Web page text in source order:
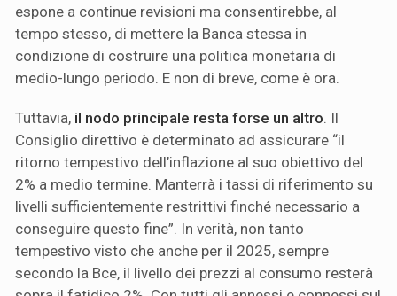
espone a continue revisioni ma consentirebbe, al
tempo stesso, di mettere la Banca stessa in
condizione di costruire una politica monetaria di
medio-lungo periodo. E non di breve, come è ora.
Tuttavia, il nodo principale resta forse un altro. Il
Consiglio direttivo è determinato ad assicurare “il
ritorno tempestivo dell’inflazione al suo obiettivo del
2% a medio termine. Manterrà i tassi di riferimento su
livelli sufficientemente restrittivi finché necessario a
conseguire questo fine”. In verità, non tanto
tempestivo visto che anche per il 2025, sempre
secondo la Bce, il livello dei prezzi al consumo resterà